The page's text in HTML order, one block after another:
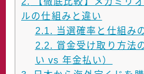
ルの仕組みと違い
2.1. 当選確率と仕組み
2.2. 賞金受け取り方法
い vs 年金払い）